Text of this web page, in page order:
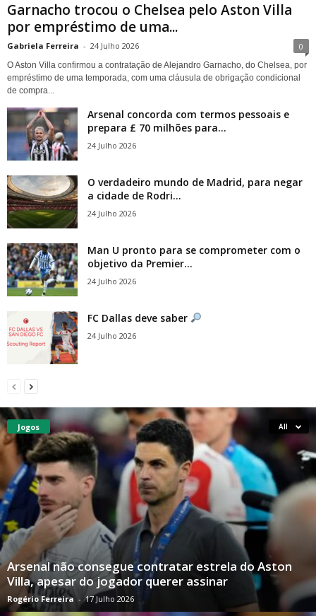
Garnacho trocou o Chelsea pelo Aston Villa
por empréstimo de uma...
Gabriela Ferreira - 24 Julho 2026 0
O Aston Villa confirmou a contratação de Alejandro Garnacho, do Chelsea, por
empréstimo de uma temporada, com uma cláusula de obrigação condicional
de compra...
Arsenal concorda com termos pessoais e
prepara £ 70 milhões para...
24 Julho 2026
O verdadeiro mundo de Madrid, para negar
a cidade de Rodri...
24 Julho 2026
Man U pronto para se comprometer com o
objetivo da Premier...
24 Julho 2026
FC Dallas deve saber
24 Julho 2026
Jogos All
Arsenal não consegue contratar estrela do Aston
Villa, apesar do jogador querer assinar
Rogério Ferreira - 17 Julho 2026